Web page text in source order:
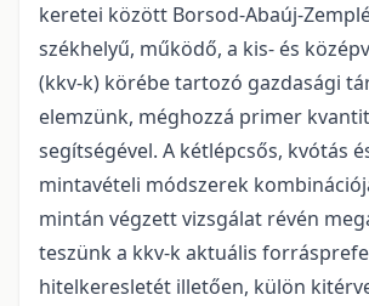
keretei között Borsod-Abaúj-
székhelyű, működő, a kis- és
(kkv-k) körébe tartozó gazdasági
elemzünk, méghozzá primer
segítségével. A kétlépcsős, kvótás
mintavételi módszerek
mintán végzett vizsgálat révén
teszünk a kkv-k aktuális
hitelkeresletét illetően, külön